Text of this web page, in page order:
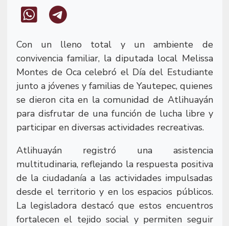
Con un lleno total y un ambiente de
convivencia familiar, la diputada local Melissa
Montes de Oca celebró el Día del Estudiante
junto a jóvenes y familias de Yautepec, quienes
se dieron cita en la comunidad de Atlihuayán
para disfrutar de una función de lucha libre y
participar en diversas actividades recreativas.
Atlihuayán registró una asistencia
multitudinaria, reflejando la respuesta positiva
de la ciudadanía a las actividades impulsadas
desde el territorio y en los espacios públicos.
La legisladora destacó que estos encuentros
fortalecen el tejido social y permiten seguir